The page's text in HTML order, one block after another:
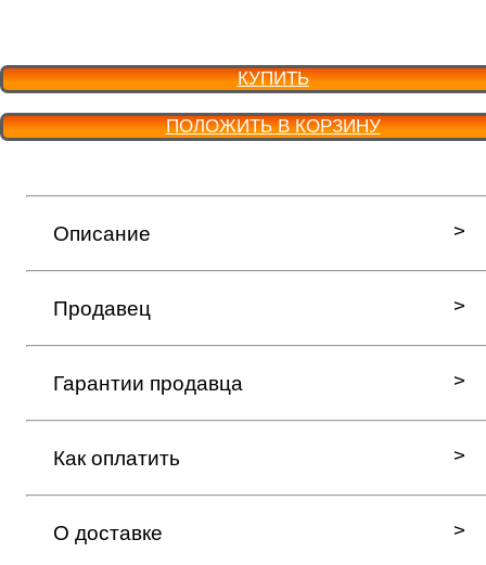
КУПИТЬ
ПОЛОЖИТЬ В КОРЗИНУ
Описание
Продавец
Гарантии продавца
Как оплатить
О доставке